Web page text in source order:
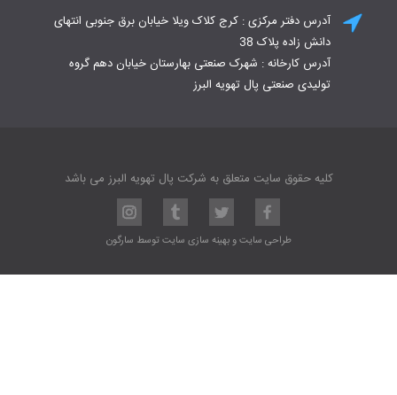
آدرس دفتر مرکزی : کرج کلاک ویلا خیابان برق جنوبی انتهای
دانش زاده پلاک 38
آدرس کارخانه : شهرک صنعتی بهارستان خیابان دهم گروه
تولیدی صنعتی پال تهویه البرز
کلیه حقوق سایت متعلق به شرکت پال تهویه البرز می باشد
طراحی سایتوبهینه سازی سایتتوسط سارگون